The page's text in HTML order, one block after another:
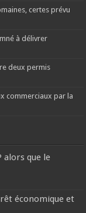
certes prévu
à délivrer
deux permis
commerciaux par la
alors que le
économique et